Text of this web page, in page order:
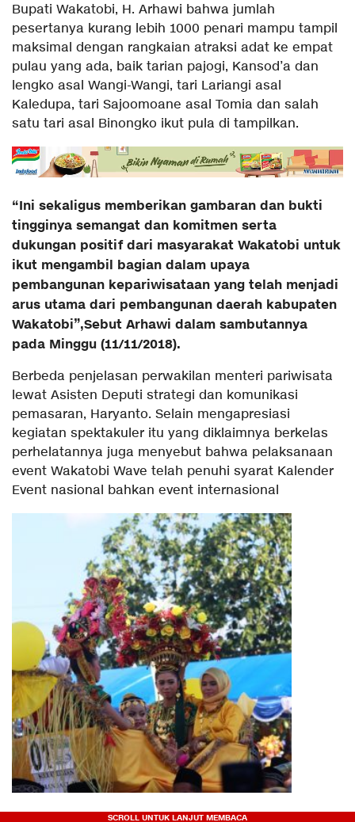
Bupati Wakatobi, H. Arhawi bahwa jumlah
pesertanya kurang lebih 1000 penari mampu tampil
maksimal dengan rangkaian atraksi adat ke empat
pulau yang ada, baik tarian pajogi, Kansod’a dan
lengko asal Wangi-Wangi, tari Lariangi asal
Kaledupa, tari Sajoomoane asal Tomia dan salah
satu tari asal Binongko ikut pula di tampilkan.
“Ini sekaligus memberikan gambaran dan bukti
tingginya semangat dan komitmen serta
dukungan positif dari masyarakat Wakatobi untuk
ikut mengambil bagian dalam upaya
pembangunan kepariwisataan yang telah menjadi
arus utama dari pembangunan daerah kabupaten
Wakatobi”,Sebut Arhawi dalam sambutannya
pada Minggu (11/11/2018).
Berbeda penjelasan perwakilan menteri pariwisata
lewat Asisten Deputi strategi dan komunikasi
pemasaran, Haryanto. Selain mengapresiasi
kegiatan spektakuler itu yang diklaimnya berkelas
perhelatannya juga menyebut bahwa pelaksanaan
event Wakatobi Wave telah penuhi syarat Kalender
Event nasional bahkan event internasional